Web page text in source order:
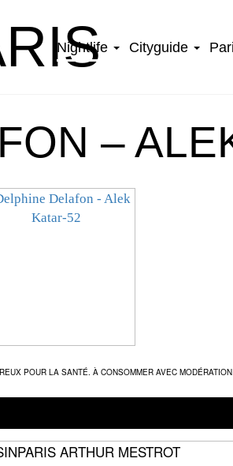
Nightlife Cityguide
–
POUR LA SANTÉ. À CONSOMMER AVEC